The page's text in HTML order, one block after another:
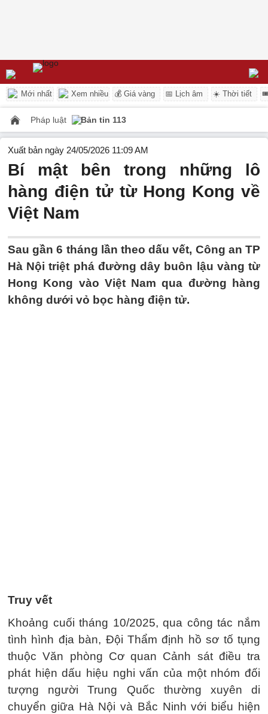
Mới nhất Xem nhiều 💰 Giá vàng 📅 Lịch âm ☀️ Thời tiết
Pháp luật Bản tin 113
Xuất bản ngày 24/05/2026 11:09 AM
Bí mật bên trong những lô
hàng điện tử từ Hong Kong về
Việt Nam
Sau gần 6 tháng lần theo dấu vết, Công an TP
Hà Nội triệt phá đường dây buôn lậu vàng từ
Hong Kong vào Việt Nam qua đường hàng
không dưới vỏ bọc hàng điện tử.
Truy vết
Khoảng cuối tháng 10/2025, qua công tác nắm
tình hình địa bàn, Đội Thẩm định hồ sơ tố tụng
thuộc Văn phòng Cơ quan Cảnh sát điều tra
phát hiện dấu hiệu nghi vấn của một nhóm đối
tượng người Trung Quốc thường xuyên di
chuyển giữa Hà Nội và Bắc Ninh với biểu hiện